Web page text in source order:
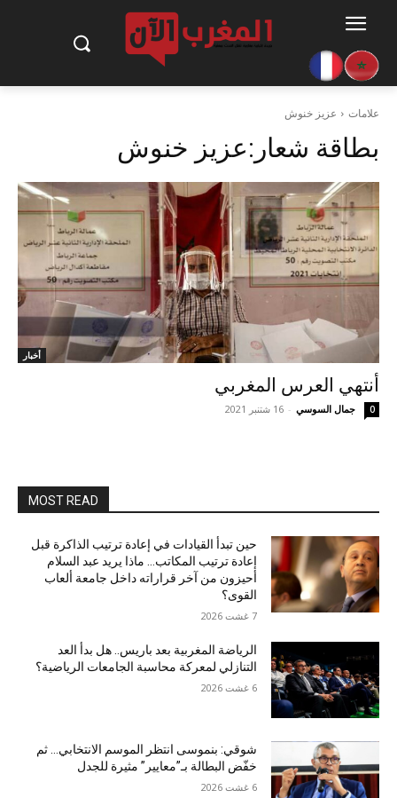
علامات عزيز خنوش
بطاقة شعار:عزيز خنوش
أخبار
أنتهي العرس المغربي
جمال السوسي - 16 شتنبر 2021 0
MOST READ
حين تبدأ القيادات في إعادة ترتيب الذاكرة قبل
إعادة ترتيب المكاتب… ماذا يريد عبد السلام
أحيزون من آخر قراراته داخل جامعة ألعاب
القوى؟
7 غشت 2026
الرياضة المغربية بعد باريس.. هل بدأ العد
التنازلي لمعركة محاسبة الجامعات الرياضية؟
6 غشت 2026
شوقي: بنموسى انتظر الموسم الانتخابي… ثم
خفّض البطالة بـ”معايير” مثيرة للجدل
6 غشت 2026